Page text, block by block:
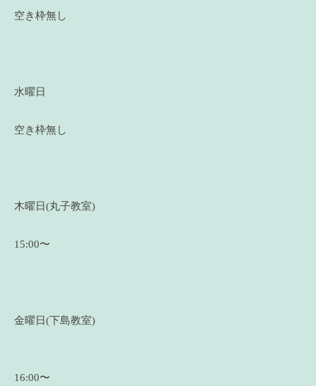
空き枠無し
水曜日
空き枠無し
木曜日(丸子教室)
15:00〜
金曜日(下島教室)
16:00〜